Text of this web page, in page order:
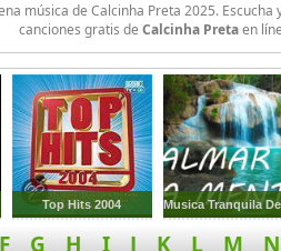
Calcinha Preta
Dos Jornais -Calcinha Preta
Por Ti Dust In Te Wind -Calcinha
música de Calcinha Preta 2025. Escucha
canciones gratis de Calcinha Pretaen
Top Hits 2004
F G H I J K L M N